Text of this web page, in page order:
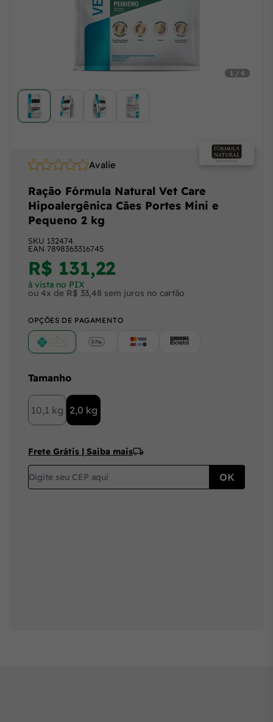
1 / 4
Avalie
SKU 132474
EAN 7898363316745
Ração Fórmula Natural Vet Care
Hipoalergênica Cães Portes Mini e
Pequeno 2 kg
R$ 131,22
à vista no PIX
ou 4x de R$ 33,48 sem juros no cartão
OPÇÕES DE PAGAMENTO
Google Pay (Crédito/Débito)
Cartão Boleto
Frete Grátis | Saiba mais
Tamanho
10,1 kg 2,0 kg